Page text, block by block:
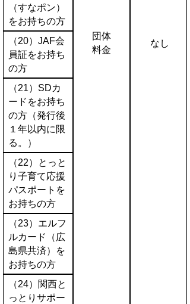
団体
料金
なし
（すなポン）
をお持ちの方
（20）JAF会
員証をお持ち
の方
（21）SDカ
ードをお持ち
の方（発行後
１年以内に限
る。）
（22）とっと
り子育て応援
パスポートを
お持ちの方
（23）エルフ
ルカード（広
島県共済）を
お持ちの方
（24）関西と
っとりサポー